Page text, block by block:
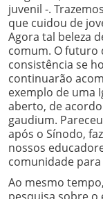
juvenil -.
que cuidou de
Agora tal beleza
comum. O futuro
consistência se
continuarão
exemplo de uma
aberto, de
gaudium.
após o Sínodo,
nossos
comunidade para
Ao mesmo